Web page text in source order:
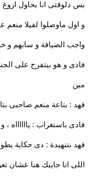
بس دلوقتى انا بحاول ازوغ
و اول ماوصلوا لفيلا
واجب الضيافة و سابهم و
فادى و هو بيتفرج على
مين
فهد : بتاعة منعم صاحبى
فادى باستغراب : يااااااه
فهد بتنهيدة : دى حكاية
اللى انا جايبك هنا عشان